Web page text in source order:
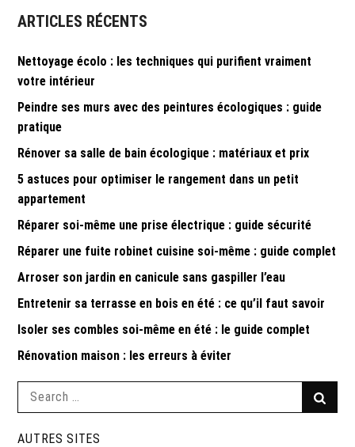
l’article
ARTICLES RÉCENTS
Nettoyage écolo : les techniques qui purifient vraiment
votre intérieur
Peindre ses murs avec des peintures écologiques : guide
pratique
Rénover sa salle de bain écologique : matériaux et prix
5 astuces pour optimiser le rangement dans un petit
appartement
Réparer soi-même une prise électrique : guide sécurité
Réparer une fuite robinet cuisine soi-même : guide complet
Arroser son jardin en canicule sans gaspiller l’eau
Entretenir sa terrasse en bois en été : ce qu’il faut savoir
Isoler ses combles soi-même en été : le guide complet
Rénovation maison : les erreurs à éviter
Search
AUTRES SITES